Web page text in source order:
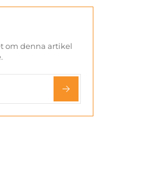
om denna artikel